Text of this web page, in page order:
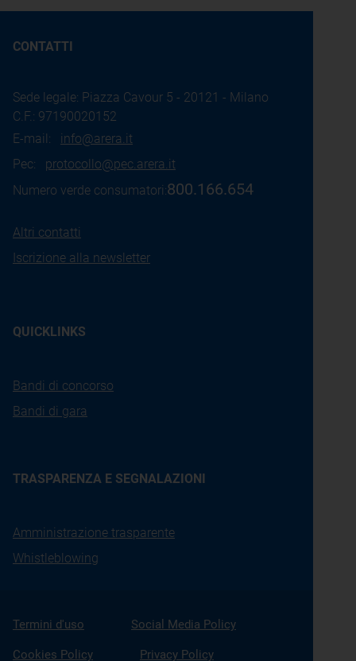
CONTATTI
Sede legale: Piazza Cavour 5 - 20121 - Milano
C.F.: 97190020152
E-mail: info@arera.it
Pec: protocollo@pec.arera.it
Numero verde consumatori:800.166.654
Altri contatti
Iscrizione alla newsletter
QUICKLINKS
Bandi di concorso
Bandi di gara
TRASPARENZA E SEGNALAZIONI
Amministrazione trasparente
Whistleblowing
Termini d'uso Social Media Policy
Cookies Policy Privacy Policy